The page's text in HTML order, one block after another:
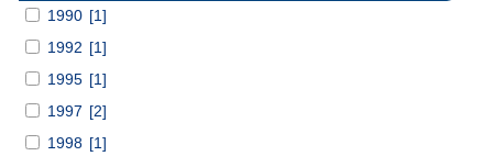
1990 [1]
1992 [1]
1995 [1]
1997 [2]
1998 [1]